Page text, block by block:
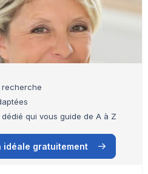
recherche
qui vous guide de A à Z
idéale gratuitement